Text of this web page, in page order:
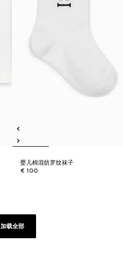
婴儿棉混纺罗纹袜子
€ 100
加载全部